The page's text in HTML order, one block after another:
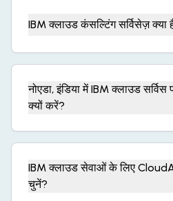
IBM क्लाउड कंसल्टिंग सर्विसेज़ क्या
नोएडा, इंडिया में IBM क्लाउड सर्विस
क्यों करें?
IBM क्लाउड सेवाओं के लिए
चुनें?